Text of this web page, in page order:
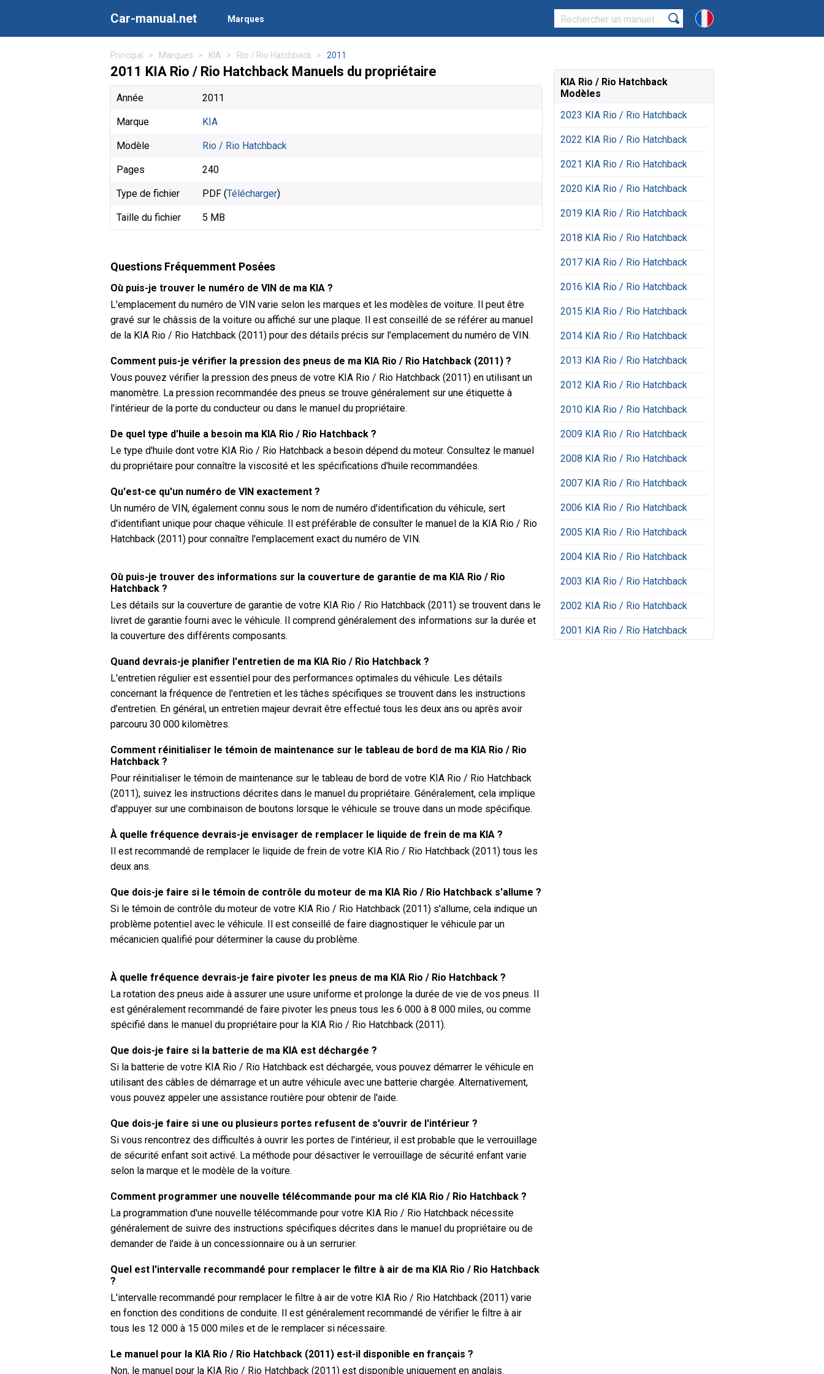
Car-manual.net Marques
Principal Marques KIA Rio / Rio Hatchback 2011
2011 KIA Rio / Rio Hatchback Manuels du propriétaire
Année 2011
Marque KIA
Modèle Rio / Rio Hatchback
Pages 240
Type de fichier PDF (Télécharger)
Taille du fichier 5 MB
Questions Fréquemment Posées
Où puis-je trouver le numéro de VIN de ma KIA ?
L'emplacement du numéro de VIN varie selon les marques et les modèles de voiture. Il peut être
gravé sur le châssis de la voiture ou affiché sur une plaque. Il est conseillé de se référer au manuel
de la KIA Rio / Rio Hatchback (2011) pour des détails précis sur l'emplacement du numéro de VIN.
Comment puis-je vérifier la pression des pneus de ma KIA Rio / Rio Hatchback (2011) ?
Vous pouvez vérifier la pression des pneus de votre KIA Rio / Rio Hatchback (2011) en utilisant un
manomètre. La pression recommandée des pneus se trouve généralement sur une étiquette à
l'intérieur de la porte du conducteur ou dans le manuel du propriétaire.
De quel type d'huile a besoin ma KIA Rio / Rio Hatchback ?
Le type d'huile dont votre KIA Rio / Rio Hatchback a besoin dépend du moteur. Consultez le manuel
du propriétaire pour connaître la viscosité et les spécifications d'huile recommandées.
Qu'est-ce qu'un numéro de VIN exactement ?
Un numéro de VIN, également connu sous le nom de numéro d'identification du véhicule, sert
d'identifiant unique pour chaque véhicule. Il est préférable de consulter le manuel de la KIA Rio / Rio
Hatchback (2011) pour connaître l'emplacement exact du numéro de VIN.
Où puis-je trouver des informations sur la couverture de garantie de ma KIA Rio / Rio
Hatchback ?
Les détails sur la couverture de garantie de votre KIA Rio / Rio Hatchback (2011) se trouvent dans le
livret de garantie fourni avec le véhicule. Il comprend généralement des informations sur la durée et
la couverture des différents composants.
Quand devrais-je planifier l'entretien de ma KIA Rio / Rio Hatchback ?
L'entretien régulier est essentiel pour des performances optimales du véhicule. Les détails
concernant la fréquence de l'entretien et les tâches spécifiques se trouvent dans les instructions
d'entretien. En général, un entretien majeur devrait être effectué tous les deux ans ou après avoir
parcouru 30 000 kilomètres.
Comment réinitialiser le témoin de maintenance sur le tableau de bord de ma KIA Rio / Rio
Hatchback ?
Pour réinitialiser le témoin de maintenance sur le tableau de bord de votre KIA Rio / Rio Hatchback
(2011), suivez les instructions décrites dans le manuel du propriétaire. Généralement, cela implique
d'appuyer sur une combinaison de boutons lorsque le véhicule se trouve dans un mode spécifique.
À quelle fréquence devrais-je envisager de remplacer le liquide de frein de ma KIA ?
Il est recommandé de remplacer le liquide de frein de votre KIA Rio / Rio Hatchback (2011) tous les
deux ans.
Que dois-je faire si le témoin de contrôle du moteur de ma KIA Rio / Rio Hatchback s'allume ?
Si le témoin de contrôle du moteur de votre KIA Rio / Rio Hatchback (2011) s'allume, cela indique un
problème potentiel avec le véhicule. Il est conseillé de faire diagnostiquer le véhicule par un
mécanicien qualifié pour déterminer la cause du problème.
À quelle fréquence devrais-je faire pivoter les pneus de ma KIA Rio / Rio Hatchback ?
La rotation des pneus aide à assurer une usure uniforme et prolonge la durée de vie de vos pneus. Il
est généralement recommandé de faire pivoter les pneus tous les 6 000 à 8 000 miles, ou comme
spécifié dans le manuel du propriétaire pour la KIA Rio / Rio Hatchback (2011).
Que dois-je faire si la batterie de ma KIA est déchargée ?
Si la batterie de votre KIA Rio / Rio Hatchback est déchargée, vous pouvez démarrer le véhicule en
utilisant des câbles de démarrage et un autre véhicule avec une batterie chargée. Alternativement,
vous pouvez appeler une assistance routière pour obtenir de l'aide.
Que dois-je faire si une ou plusieurs portes refusent de s'ouvrir de l'intérieur ?
Si vous rencontrez des difficultés à ouvrir les portes de l'intérieur, il est probable que le verrouillage
de sécurité enfant soit activé. La méthode pour désactiver le verrouillage de sécurité enfant varie
selon la marque et le modèle de la voiture.
Comment programmer une nouvelle télécommande pour ma clé KIA Rio / Rio Hatchback ?
La programmation d'une nouvelle télécommande pour votre KIA Rio / Rio Hatchback nécessite
généralement de suivre des instructions spécifiques décrites dans le manuel du propriétaire ou de
demander de l'aide à un concessionnaire ou à un serrurier.
Quel est l'intervalle recommandé pour remplacer le filtre à air de ma KIA Rio / Rio Hatchback
?
L'intervalle recommandé pour remplacer le filtre à air de votre KIA Rio / Rio Hatchback (2011) varie
en fonction des conditions de conduite. Il est généralement recommandé de vérifier le filtre à air
tous les 12 000 à 15 000 miles et de le remplacer si nécessaire.
Le manuel pour la KIA Rio / Rio Hatchback (2011) est-il disponible en français ?
Non, le manuel pour la KIA Rio / Rio Hatchback (2011) est disponible uniquement en anglais.
KIA Rio / Rio Hatchback
Modèles
2023 KIA Rio / Rio Hatchback
2022 KIA Rio / Rio Hatchback
2021 KIA Rio / Rio Hatchback
2020 KIA Rio / Rio Hatchback
2019 KIA Rio / Rio Hatchback
2018 KIA Rio / Rio Hatchback
2017 KIA Rio / Rio Hatchback
2016 KIA Rio / Rio Hatchback
2015 KIA Rio / Rio Hatchback
2014 KIA Rio / Rio Hatchback
2013 KIA Rio / Rio Hatchback
2012 KIA Rio / Rio Hatchback
2010 KIA Rio / Rio Hatchback
2009 KIA Rio / Rio Hatchback
2008 KIA Rio / Rio Hatchback
2007 KIA Rio / Rio Hatchback
2006 KIA Rio / Rio Hatchback
2005 KIA Rio / Rio Hatchback
2004 KIA Rio / Rio Hatchback
2003 KIA Rio / Rio Hatchback
2002 KIA Rio / Rio Hatchback
2001 KIA Rio / Rio Hatchback